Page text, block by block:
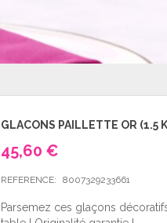
GLACONS PAILLETTE OR (1.5
45,60 €
REFERENCE: 8007329233661
Parsemez ces glaçons